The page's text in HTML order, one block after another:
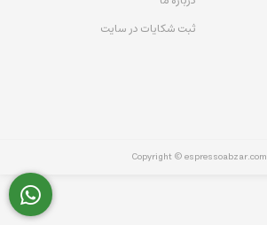
ثبت شکایات در سایت
Copyright © espressoabzar.com